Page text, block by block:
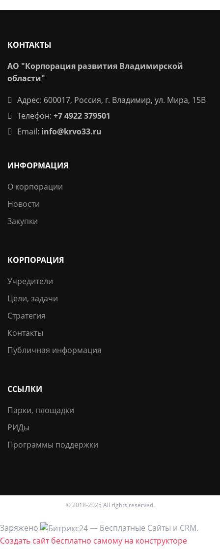
КОНТАКТЫ
АО "Корпорация развития Владимирской
области"
Адрес: 600017, Россия, г. Владимир, ул. Мира, 15В
Телефон: +7 4922 379501
Email: info@krvo33.ru
ИНФОРМАЦИЯ
О корпорации
Новости
Закупки
КОРПОРАЦИЯ
Учредители
Цели, задачи
Стратегия
Контакты
Публичная информация
ССЫЛКИ
Парки, площадки
РИДы
Программы поддержки
© 2018-2025 All rights reserved.
Заряжено
— Бесплатные Сайты и CRM.
Создать сайт бесплатно самому на конструкторе